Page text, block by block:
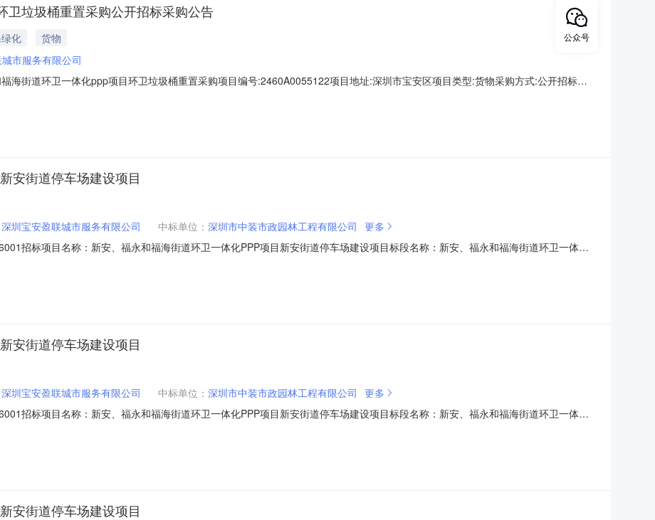
卫垃圾桶重置采购公开招标采购公告
化
货物
市服务有限公司
海街道环卫一体化ppp项目环卫垃圾桶重置采购项目编号:2460A0055122项目地址:深圳市宝安区项目类型:货物采购方式:公开招标项
段/包标段/包名称:新安、福永和福海街道环卫一体化ppp项目环卫垃圾桶重置采购标段/包编号:2460A00551
安街道停车场建设项目
深圳宝安盈联城市服务有限公司 中标单位： 深圳市中装市政园林工程有限公司 更多
招标项目名称：新安、福永和福海街道环卫一体化PPP项目新安街道停车场建设项目标段名称：新安、福永和福海街道环卫一体化
标中标人：深圳市中装市政园林工程有限公司中标价(万元)：454.356470万元中标工
安街道停车场建设项目
深圳宝安盈联城市服务有限公司 中标单位： 深圳市中装市政园林工程有限公司 更多
招标项目名称：新安、福永和福海街道环卫一体化PPP项目新安街道停车场建设项目标段名称：新安、福永和福海街道环卫一体化
标中标人：深圳市中装市政园林工程有限公司中标价(万元)：454.356470万元中标工
安街道停车场建设项目
公众号